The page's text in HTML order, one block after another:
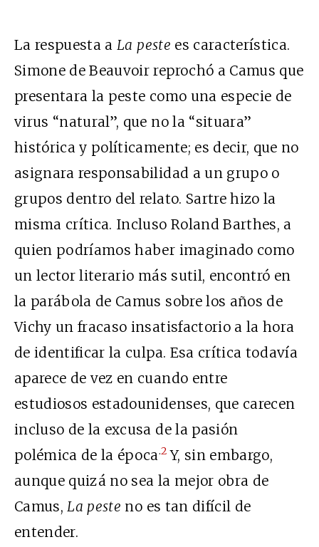
La respuesta a La peste es característica.
Simone de Beauvoir reprochó a Camus que
presentara la peste como una especie de
virus “natural”, que no la “situara”
histórica y políticamente; es decir, que no
asignara responsabilidad a un grupo o
grupos dentro del relato. Sartre hizo la
misma crítica. Incluso Roland Barthes, a
quien podríamos haber imaginado como
un lector literario más sutil, encontró en
la parábola de Camus sobre los años de
Vichy un fracaso insatisfactorio a la hora
de identificar la culpa. Esa crítica todavía
aparece de vez en cuando entre
estudiosos estadounidenses, que carecen
incluso de la excusa de la pasión
polémica de la época.2 Y, sin embargo,
aunque quizá no sea la mejor obra de
Camus, La peste no es tan difícil de
entender.